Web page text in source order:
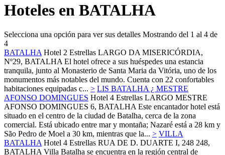
Hoteles en BATALHA
Selecciona una opción para ver sus detalles Mostrando del 1 al 4 de
4
BATALHA Hotel 2 Estrellas LARGO DA MISERICÓRDIA,
Nº29, BATALHA El hotel ofrece a sus huéspedes una estancia
tranquila, junto al Monasterio de Santa Maria da Vitória, uno de los
monumentos más notables del mundo. Cuenta con 22 confortables
habitaciones equipadas c... > LIS BATALHA ¿ MESTRE
AFONSO DOMINGUES Hotel 4 Estrellas LARGO MESTRE
AFONSO DOMINGUES 6, BATALHA Este encantador hotel está
situado en el centro de la ciudad de Batalha, cerca de la zona
comercial. Está ubicado entre mar y montaña; Nazaré está a 28 km y
São Pedro de Moel a 30 km, mientras que la... > VILLA
BATALHA Hotel 4 Estrellas RUA DE D. DUARTE I, 248 248,
BATALHA Villa Batalha se encuentra en la región central de